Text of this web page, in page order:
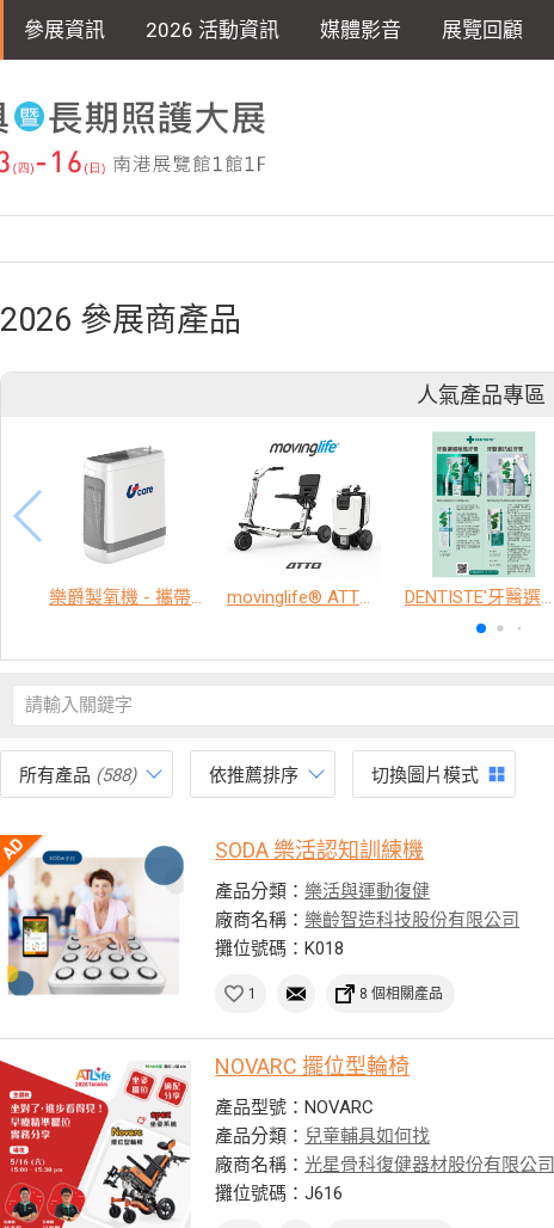
參展資訊 2026 活動資訊 媒體影音 展覽回顧
2026 參展商產品
人氣產品專區
樂爵製氧機 - 攜帶型 movinglife® ATTO新世代電動代步車 經典款 DENTISTE'牙醫選極敏感牙膏、抗蛀牙膏
所有產品 (588) 依推薦排序 切換圖片模式
SODA 樂活認知訓練機
產品分類：樂活與運動復健
廠商名稱：樂齡智造科技股份有限公司
攤位號碼：K018
1 8 個相關產品
NOVARC 擺位型輪椅
產品型號：NOVARC
產品分類： 兒童輔具如何找
廠商名稱：光星骨科復健器材股份有限公司
攤位號碼：J616